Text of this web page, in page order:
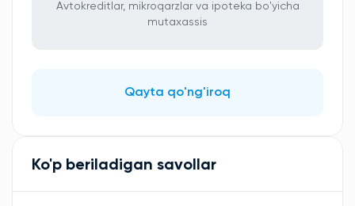
Avtokreditlar, mikroqarzlar va ipoteka bo'yicha
mutaxassis
Qayta qo'ng'iroq
Ko'p beriladigan savollar